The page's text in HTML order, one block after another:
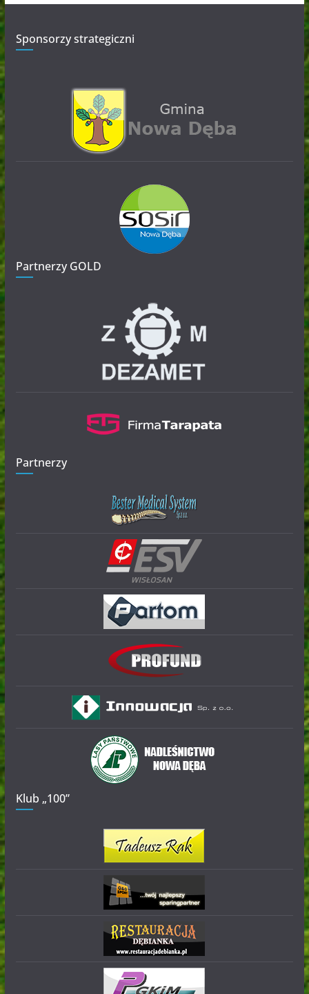
Sponsorzy strategiczni
Partnerzy GOLD
Partnerzy
Klub „100”